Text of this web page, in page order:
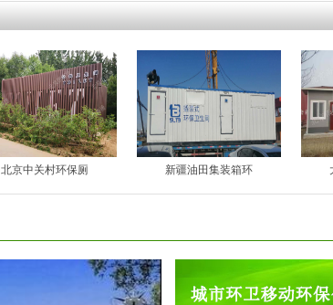
北京中关村环保厕 新疆油田集装箱环